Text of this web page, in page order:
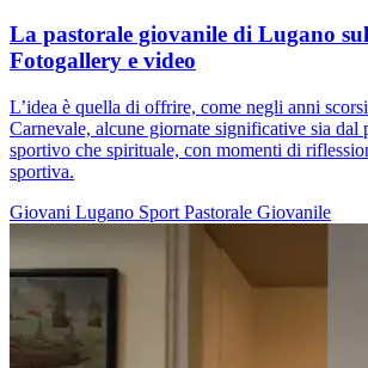
La pastorale giovanile di Lugano
Fotogallery e video
L’idea è quella di offrire, come negli anni
Carnevale, alcune giornate significative sia dal
sportivo che spirituale, con momenti di
sportiva.
Giovani Lugano Sport Pastorale Giovanile